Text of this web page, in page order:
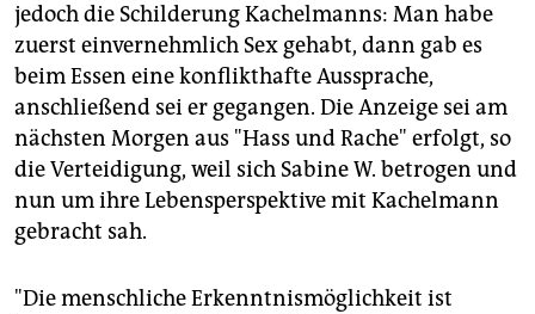
jedoch die Schilderung Kachelmanns: Man habe
zuerst einvernehmlich Sex gehabt, dann gab es
beim Essen eine konflikthafte Aussprache,
anschließend sei er gegangen. Die Anzeige sei am
nächsten Morgen aus "Hass und Rache" erfolgt, so
die Verteidigung, weil sich Sabine W. betrogen und
nun um ihre Lebensperspektive mit Kachelmann
gebracht sah.
"Die menschliche Erkenntnismöglichkeit ist